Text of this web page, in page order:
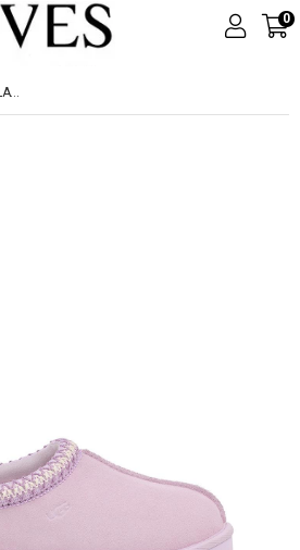
0
W TASMAN LAVENDER FOG 5955